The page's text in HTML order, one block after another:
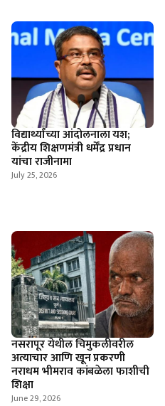
विद्यार्थ्यांच्या आंदोलनाला यश;
केंद्रीय शिक्षणमंत्री धर्मेंद्र प्रधान
यांचा राजीनामा
July 25, 2026
नसरापूर येथील चिमुकलीवरील
अत्याचार आणि खून प्रकरणी
नराधम भीमराव कांबळेला फाशीची
शिक्षा
June 29, 2026